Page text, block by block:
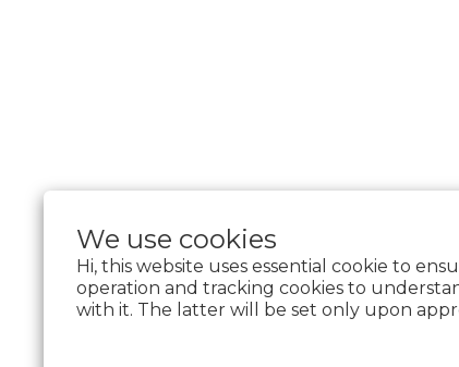
We use cookies
Hi, this website uses essential cookie to
operation and tracking cookies to
with it. The latter will be set only upon
$ TWD English